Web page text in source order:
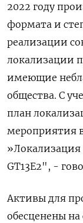
2022 году
формата и
реализации
локализации
имеющие
общества. С
план
мероприятия
»Локализация
GT13E2", -
Активы для
обесценены